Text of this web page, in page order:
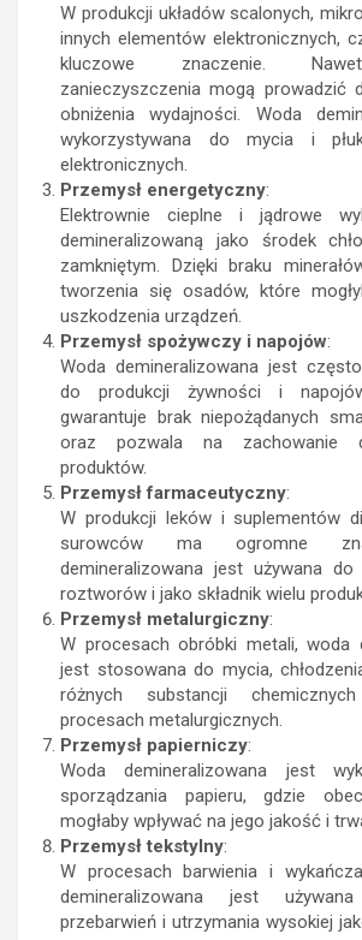
W produkcji układów scalonych,
innych elementów elektronicznych,
kluczowe znaczenie.
zanieczyszczenia mogą prowadzić
obniżenia wydajności. Woda
wykorzystywana do mycia i
elektronicznych.
Przemysł energetyczny:
Elektrownie cieplne i jądrowe
demineralizowaną jako środek
zamkniętym. Dzięki braku
tworzenia się osadów, które
uszkodzenia urządzeń.
Przemysł spożywczy i napojów:
Woda demineralizowana jest
do produkcji żywności i
gwarantuje brak niepożądanych
oraz pozwala na zachowanie
produktów.
Przemysł farmaceutyczny:
W produkcji leków i suplementów
surowców ma ogromne
demineralizowana jest używana do
roztworów i jako składnik wielu
Przemysł metalurgiczny:
W procesach obróbki metali, woda
jest stosowana do mycia,
różnych substancji
procesach metalurgicznych.
Przemysł papierniczy:
Woda demineralizowana jest
sporządzania papieru, gdzie
mogłaby wpływać na jego jakość i
Przemysł tekstylny:
W procesach barwienia i
demineralizowana jest
przebarwień i utrzymania wysokiej